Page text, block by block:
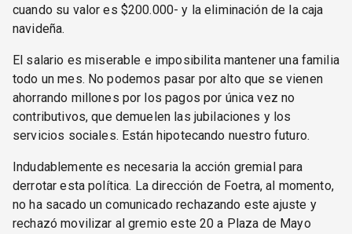
cuando su valor es $200.000- y la eliminación de la caja
navideña.
El salario es miserable e imposibilita mantener una familia
todo un mes. No podemos pasar por alto que se vienen
ahorrando millones por los pagos por única vez no
contributivos, que demuelen las jubilaciones y los
servicios sociales. Están hipotecando nuestro futuro.
Indudablemente es necesaria la acción gremial para
derrotar esta política. La dirección de Foetra, al momento,
no ha sacado un comunicado rechazando este ajuste y
rechazó movilizar al gremio este 20 a Plaza de Mayo